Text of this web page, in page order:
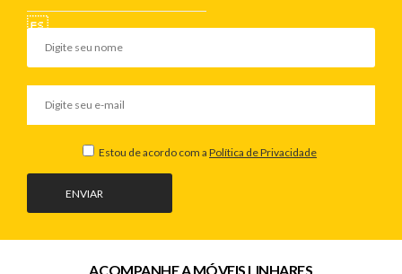
ENVIAR
Estou de acordo com a Política de Privacidade
ACOMPANHE A MÓVEIS LINHARES